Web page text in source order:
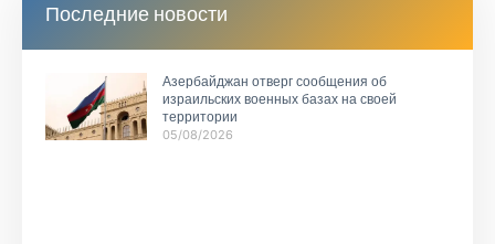
Последние новости
Азербайджан отверг сообщения об
израильских военных базах на своей
территории
05/08/2026